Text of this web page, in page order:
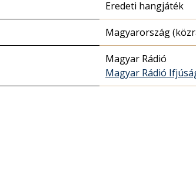
Eredeti hangjáték
Magyarország
Magyar Rádió
Magyar Rádió